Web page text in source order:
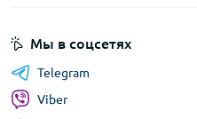
Мы в соцсетях
Telegram
Viber